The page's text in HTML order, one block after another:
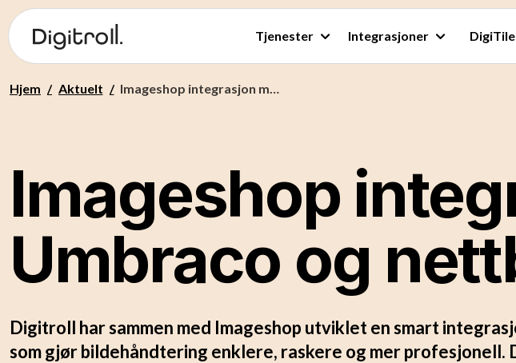
Tjenester Integrasjoner
Hjem / Aktuelt / Imageshop integrasjon med Umbraco og nettbutikk
Imageshop
Umbraco og
Digitroll har sammen med Imageshop utviklet en smart
som gjør bildehåndtering enklere, raskere og mer profesjonell.